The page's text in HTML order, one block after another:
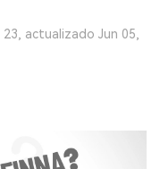
actualizado Jun 05,